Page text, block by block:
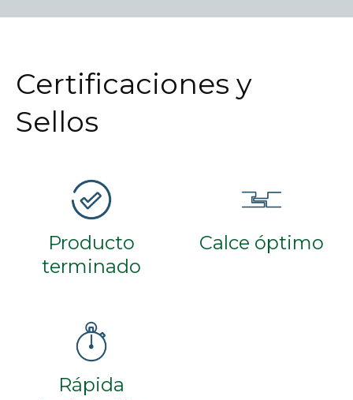
Certificaciones y
Sellos
Producto
terminado
Calce óptimo
Rápida